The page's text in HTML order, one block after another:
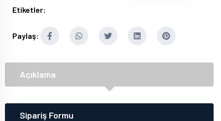
Etiketler:
Paylaş:
Açıklama
Sipariş Formu